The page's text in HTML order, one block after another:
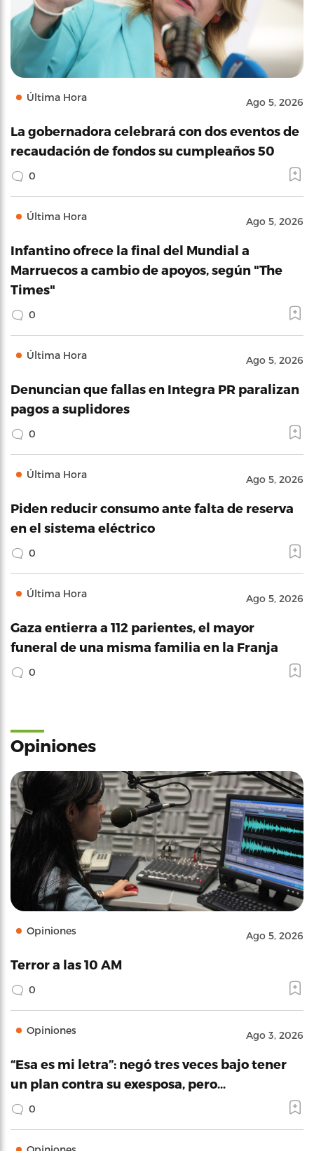
Última Hora Ago 5, 2026
La gobernadora celebrará con dos eventos de
recaudación de fondos su cumpleaños 50
0
Última Hora Ago 5, 2026
Infantino ofrece la final del Mundial a
Marruecos a cambio de apoyos, según "The
Times"
0
Última Hora Ago 5, 2026
Denuncian que fallas en Integra PR paralizan
pagos a suplidores
0
Última Hora Ago 5, 2026
Piden reducir consumo ante falta de reserva
en el sistema eléctrico
0
Última Hora Ago 5, 2026
Gaza entierra a 112 parientes, el mayor
funeral de una misma familia en la Franja
0
Opiniones
Opiniones Ago 5, 2026
Terror a las 10 AM
0
Opiniones Ago 3, 2026
“Esa es mi letra”: negó tres veces bajo tener
un plan contra su exesposa, pero…
0